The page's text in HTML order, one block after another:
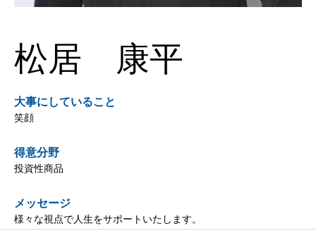
松居 康平
大事にしていること
笑顔
得意分野
投資性商品
メッセージ
様々な視点で人生をサポートいたします。